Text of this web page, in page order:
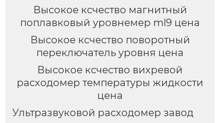
Высокое ксчество магнитный
поплавковый уровнемер ml9 цена
Высокое ксчество поворотный
переключатель уровня цена
Высокое ксчество вихревой
расходомер температуры жидкости
цена
Ультразвуковой расходомер завод